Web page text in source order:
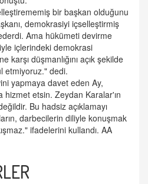
bir başkan olduğunu
demokrasiyi içselleştirmiş
Ama hükümeti devirme
içlerindeki demokrasi
karşı düşmanlığını açık şekilde
etmiyoruz." dedi.
yapmaya davet eden Ay,
hizmet etsin. Zeydan Karalar'ın
Bu hadsiz açıklamayı
darbecilerin diliyle konuşmak
ifadelerini kullandı. AA